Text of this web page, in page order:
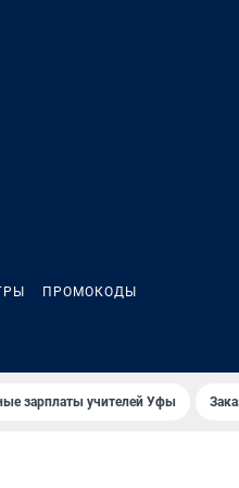
ПРОМОКОДЫ
зарплаты учителей Уфы